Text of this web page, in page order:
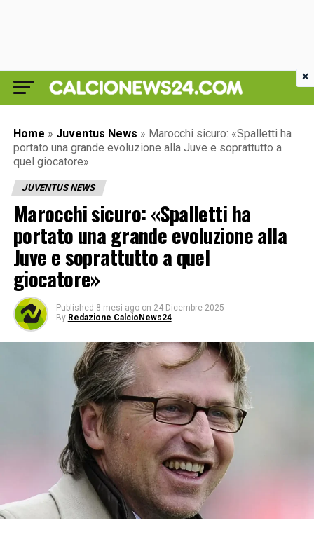
Home » Juventus News » Marocchi sicuro: «Spalletti ha
portato una grande evoluzione alla Juve e soprattutto a
quel giocatore»
JUVENTUS NEWS
Marocchi sicuro: «Spalletti ha
portato una grande evoluzione alla
Juve e soprattutto a quel
giocatore»
Published 8 mesi ago on 24 Dicembre 2025
By Redazione CalcioNews24
×